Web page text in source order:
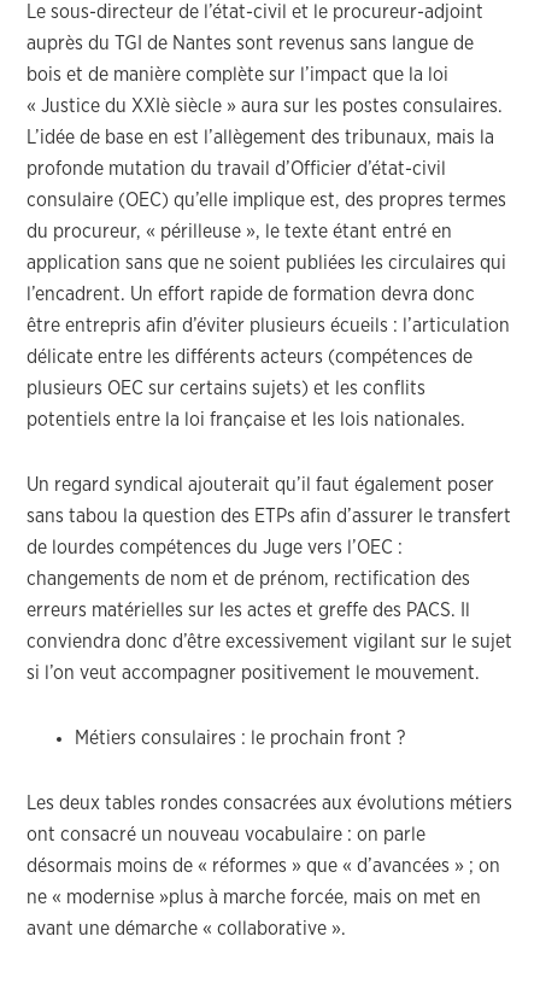
Le sous-directeur de l’état-civil et le procureur-adjoint
auprès du TGI de Nantes sont revenus sans langue de
bois et de manière complète sur l’impact que la loi
« Justice du XXIè siècle » aura sur les postes consulaires.
L’idée de base en est l’allègement des tribunaux, mais la
profonde mutation du travail d’Officier d’état-civil
consulaire (OEC) qu’elle implique est, des propres termes
du procureur, « périlleuse », le texte étant entré en
application sans que ne soient publiées les circulaires qui
l’encadrent. Un effort rapide de formation devra donc
être entrepris afin d’éviter plusieurs écueils : l’articulation
délicate entre les différents acteurs (compétences de
plusieurs OEC sur certains sujets) et les conflits
potentiels entre la loi française et les lois nationales.
Un regard syndical ajouterait qu’il faut également poser
sans tabou la question des ETPs afin d’assurer le transfert
de lourdes compétences du Juge vers l’OEC :
changements de nom et de prénom, rectification des
erreurs matérielles sur les actes et greffe des PACS. Il
conviendra donc d’être excessivement vigilant sur le sujet
si l’on veut accompagner positivement le mouvement.
Métiers consulaires : le prochain front ?
Les deux tables rondes consacrées aux évolutions métiers
ont consacré un nouveau vocabulaire : on parle
désormais moins de « réformes » que « d’avancées » ; on
ne « modernise »plus à marche forcée, mais on met en
avant une démarche « collaborative ».